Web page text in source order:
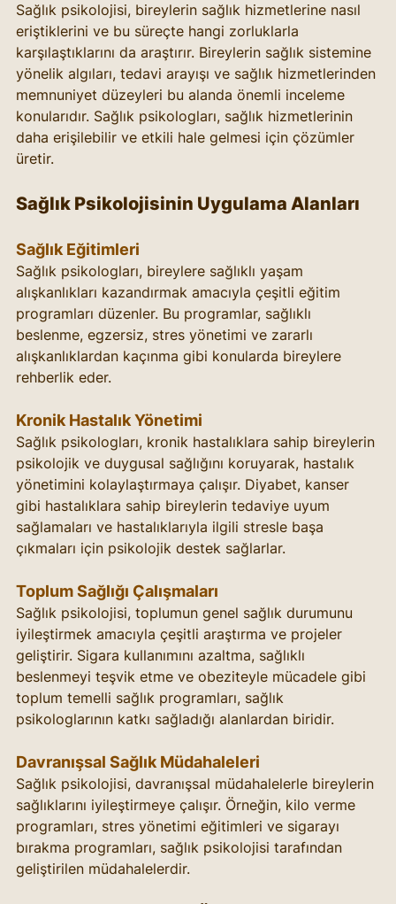
Sağlık psikolojisi, bireylerin sağlık hizmetlerine nasıl
eriştiklerini ve bu süreçte hangi zorluklarla
karşılaştıklarını da araştırır. Bireylerin sağlık sistemine
yönelik algıları, tedavi arayışı ve sağlık hizmetlerinden
memnuniyet düzeyleri bu alanda önemli inceleme
konularıdır. Sağlık psikologları, sağlık hizmetlerinin
daha erişilebilir ve etkili hale gelmesi için çözümler
üretir.
Sağlık Psikolojisinin Uygulama Alanları
Sağlık Eğitimleri
Sağlık psikologları, bireylere sağlıklı yaşam
alışkanlıkları kazandırmak amacıyla çeşitli eğitim
programları düzenler. Bu programlar, sağlıklı
beslenme, egzersiz, stres yönetimi ve zararlı
alışkanlıklardan kaçınma gibi konularda bireylere
rehberlik eder.
Kronik Hastalık Yönetimi
Sağlık psikologları, kronik hastalıklara sahip bireylerin
psikolojik ve duygusal sağlığını koruyarak, hastalık
yönetimini kolaylaştırmaya çalışır. Diyabet, kanser
gibi hastalıklara sahip bireylerin tedaviye uyum
sağlamaları ve hastalıklarıyla ilgili stresle başa
çıkmaları için psikolojik destek sağlarlar.
Toplum Sağlığı Çalışmaları
Sağlık psikolojisi, toplumun genel sağlık durumunu
iyileştirmek amacıyla çeşitli araştırma ve projeler
geliştirir. Sigara kullanımını azaltma, sağlıklı
beslenmeyi teşvik etme ve obeziteyle mücadele gibi
toplum temelli sağlık programları, sağlık
psikologlarının katkı sağladığı alanlardan biridir.
Davranışsal Sağlık Müdahaleleri
Sağlık psikolojisi, davranışsal müdahalelerle bireylerin
sağlıklarını iyileştirmeye çalışır. Örneğin, kilo verme
programları, stres yönetimi eğitimleri ve sigarayı
bırakma programları, sağlık psikolojisi tarafından
geliştirilen müdahalelerdir.